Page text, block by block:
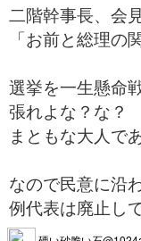
二階幹事長、会
「お前と総理の
選挙を一生懸命
張れよな？な？
まともな大人で
なので民意に沿
例代表は廃止し